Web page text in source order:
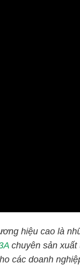
hiệu cao là
chuyên sản
các doanh